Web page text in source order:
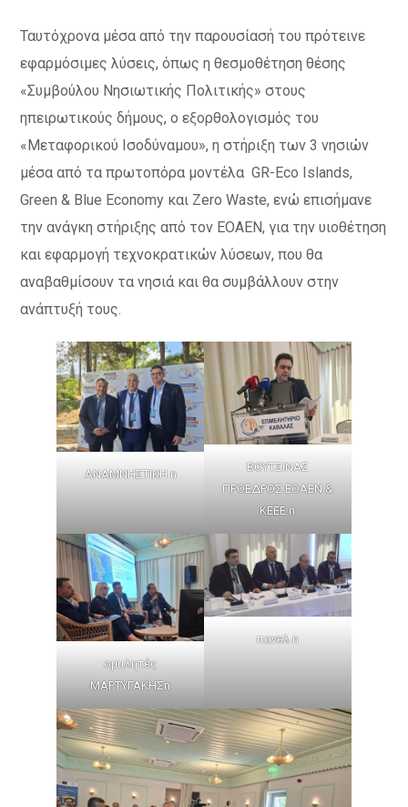
Ταυτόχρονα μέσα από την παρουσίασή του πρότεινε
εφαρμόσιμες λύσεις, όπως η θεσμοθέτηση θέσης
«Συμβούλου Νησιωτικής Πολιτικής» στους
ηπειρωτικούς δήμους, ο εξορθολογισμός του
«Μεταφορικού Ισοδύναμου», η στήριξη των 3 νησιών
μέσα από τα πρωτοπόρα μοντέλα GR-Eco Islands,
Green & Blue Economy και Zero Waste, ενώ επισήμανε
την ανάγκη στήριξης από τον ΕΟΑΕΝ, για την υιοθέτηση
και εφαρμογή τεχνοκρατικών λύσεων, που θα
αναβαθμίσουν τα νησιά και θα συμβάλλουν στην
ανάπτυξή τους.
ΑΝΑΜΝΗΣΤΙΚΗ n
ΒΟΥΤΣΙΝΑΣ
ΠΡΟΕΔΡΟΣ ΕΟΑΕΝ &
ΚΕΕΕ n
ομιιλητές
ΜΑΡΤΥΓΑΚΗΣn
πανελ n